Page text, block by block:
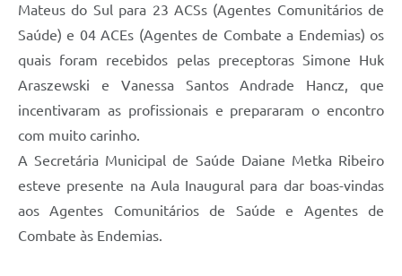
Recebimento de Recursos
Serviço de Informação ao Cidadão
Termos de Fomento
Audiências Públicas
Iluminação Pública
Arquivos para Download
Mateus do Sul para 23 ACSs (Agentes Comunitários de
Saúde) e 04 ACEs (Agentes de Combate a Endemias) os
quais foram recebidos pelas preceptoras Simone Huk
Araszewski e Vanessa Santos Andrade Hancz, que
incentivaram as profissionais e prepararam o encontro
com muito carinho.
A Secretária Municipal de Saúde Daiane Metka Ribeiro
esteve presente na Aula Inaugural para dar boas-vindas
aos Agentes Comunitários de Saúde e Agentes de
Combate às Endemias.